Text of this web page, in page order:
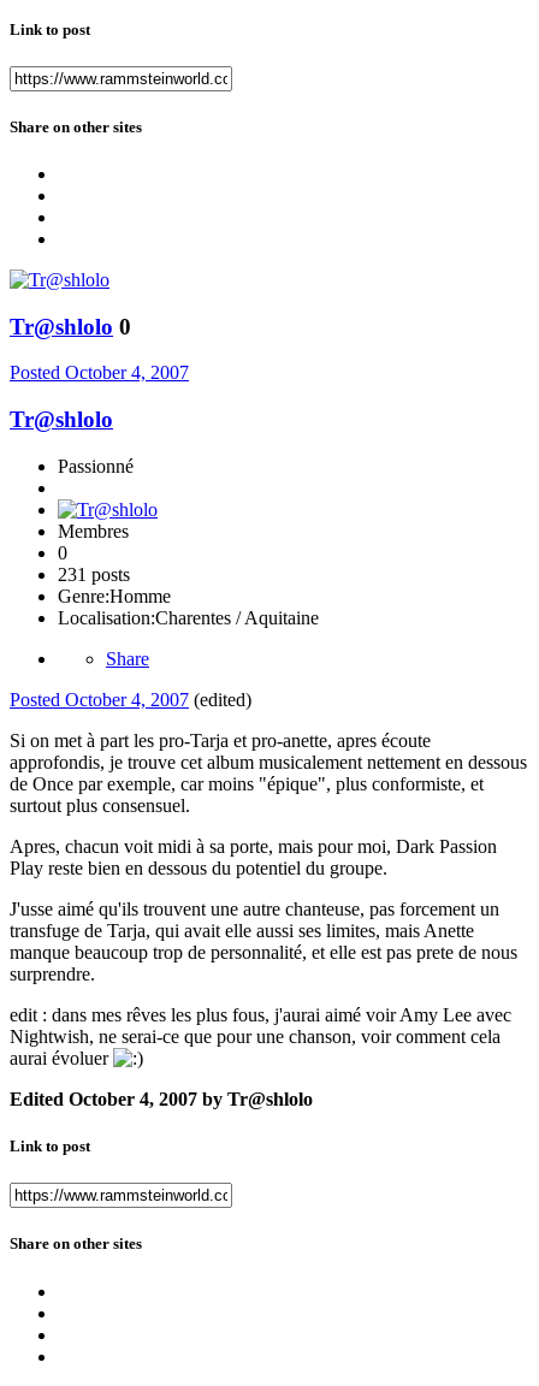
Link to post
Share on other sites
Tr@shlolo 0
Posted October 4, 2007
Tr@shlolo
Passionné
Membres
0
231 posts
Genre:Homme
Localisation:Charentes / Aquitaine
Share
Posted October 4, 2007 (edited)
Si on met à part les pro-Tarja et pro-anette, apres écoute
approfondis, je trouve cet album musicalement nettement en dessous
de Once par exemple, car moins "épique", plus conformiste, et
surtout plus consensuel.
Apres, chacun voit midi à sa porte, mais pour moi, Dark Passion
Play reste bien en dessous du potentiel du groupe.
J'usse aimé qu'ils trouvent une autre chanteuse, pas forcement un
transfuge de Tarja, qui avait elle aussi ses limites, mais Anette
manque beaucoup trop de personnalité, et elle est pas prete de nous
surprendre.
edit : dans mes rêves les plus fous, j'aurai aimé voir Amy Lee avec
Nightwish, ne serai-ce que pour une chanson, voir comment cela
aurai évoluer
Edited October 4, 2007 by Tr@shlolo
Link to post
Share on other sites